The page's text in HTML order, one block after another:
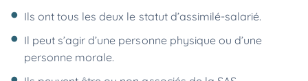
Ils ont tous les deux le statut d’assimilé-salarié.
Il peut s’agir d’une personne physique ou d’une
personne morale.